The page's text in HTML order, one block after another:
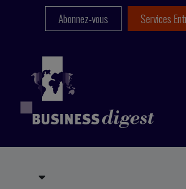
Abonnez-vous Services